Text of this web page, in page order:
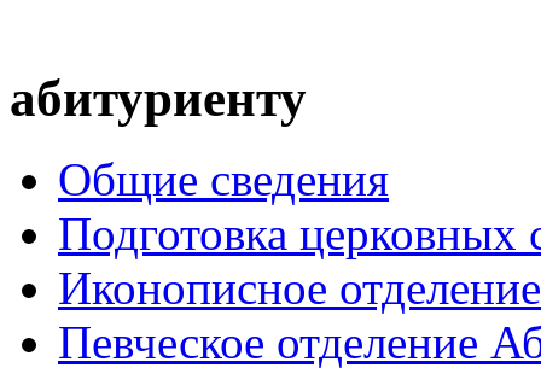
абитуриенту
Общие сведения
Подготовка церковных
Иконописное
Певческое отделение